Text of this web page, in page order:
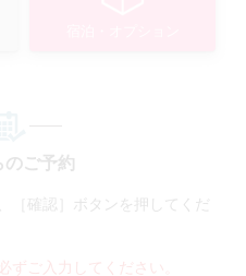
のご予約
［確認］ボタンを押してくだ
ずご入力してください。